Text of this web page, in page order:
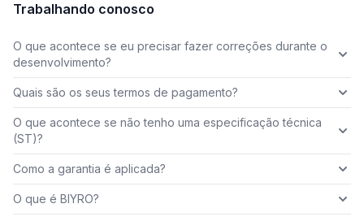
Trabalhando conosco
O que acontece se eu precisar fazer correções durante o
desenvolvimento?
Quais são os seus termos de pagamento?
O que acontece se não tenho uma especificação técnica
(ST)?
Como a garantia é aplicada?
O que é BIYRO?